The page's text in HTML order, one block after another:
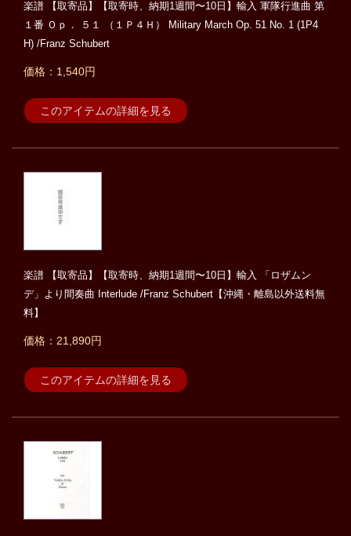
楽譜 【取寄品】【取寄時、納期1週間〜10日】輸入 軍隊行進曲 第
１番 Ｏｐ． ５１ （１Ｐ４Ｈ） Military March Op. 51 No. 1 (1P4
H) /Franz Schubert
価格：1,540円
このアイテムの詳細を見る
楽譜 【取寄品】【取寄時、納期1週間〜10日】輸入 「ロザムン
デ」より間奏曲 Interlude /Franz Schubert【沖縄・離島以外送料無
料】
価格：21,890円
このアイテムの詳細を見る